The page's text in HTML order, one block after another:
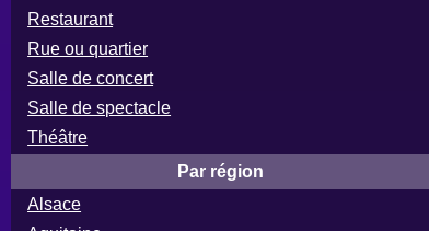
Restaurant
Rue ou quartier
Salle de concert
Salle de spectacle
Théâtre
Par région
Alsace